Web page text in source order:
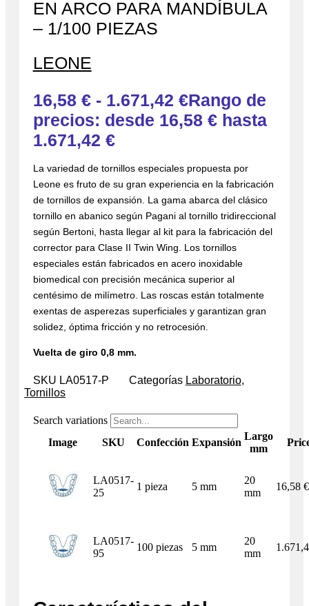
EN ARCO PARA MANDÍBULA
– 1/100 PIEZAS
LEONE
16,58 € - 1.671,42 €Rango de
precios: desde 16,58 € hasta
1.671,42 €
La variedad de tornillos especiales propuesta por
Leone es fruto de su gran experiencia en la fabricación
de tornillos de expansión. La gama abarca del clásico
tornillo en abanico según Pagani al tornillo tridireccional
según Bertoni, hasta llegar al kit para la fabricación del
corrector para Clase II Twin Wing. Los tornillos
especiales están fabricados en acero inoxidable
biomedical con precisión mecánica superior al
centésimo de milímetro. Las roscas están totalmente
exentas de asperezas superficiales y garantizan gran
solidez, óptima fricción y no retrocesión.
Vuelta de giro 0,8 mm.
SKU LA0517-P Categorías Laboratorio,
Tornillos
Search variations
Image
SKU Confección Expansión
Largo
mm
LA0517-
25
1 pieza 5 mm
20
mm
16,58 €
LA0517-
95
100 piezas 5 mm
20
mm